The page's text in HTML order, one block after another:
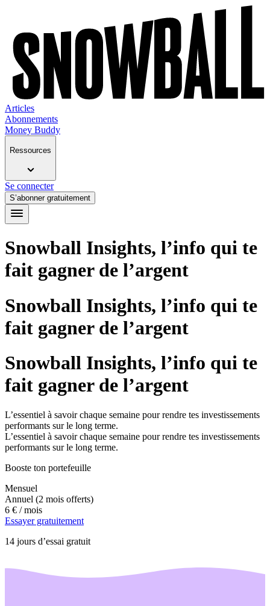
Articles
Abonnements
Money Buddy
Ressources
Se connecter
S’abonner gratuitement
Snowball Insights, l’info qui te
fait gagner de l’argent
Snowball Insights, l’info qui te
fait gagner de l’argent
Snowball Insights, l’info qui te
fait gagner de l’argent
L’essentiel à savoir chaque semaine pour rendre tes investissements
performants sur le long terme.
L’essentiel à savoir chaque semaine pour rendre tes investissements
performants sur le long terme.
Booste ton portefeuille
Mensuel
Annuel (2 mois offerts)
6 € / mois
Essayer gratuitement
14 jours d’essai gratuit